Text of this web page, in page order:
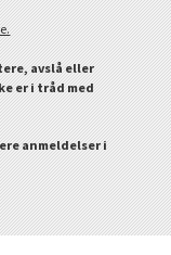
avslå eller
er i tråd med
anmeldelser i